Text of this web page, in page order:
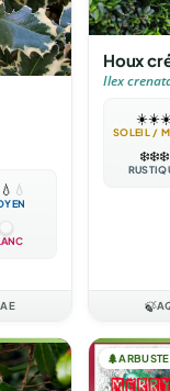
💧 💧
Houx
Ilex
☀️☀️
❄️❄️❄️
🍃
🌲ARBUSTE